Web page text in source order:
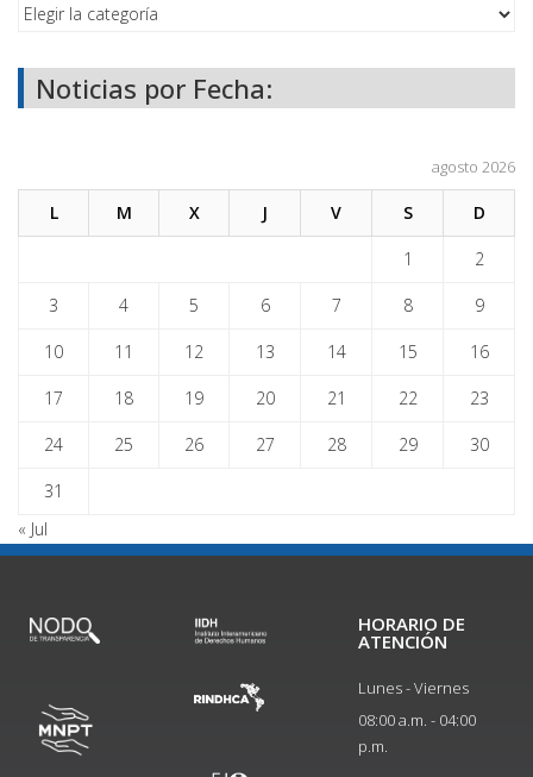
Noticias por Fecha:
agosto 2026
L M X J V S D
1 2
3 4 5 6 7 8 9
10 11 12 13 14 15 16
17 18 19 20 21 22 23
24 25 26 27 28 29 30
31
« Jul
HORARIO DE
ATENCIÓN
Lunes - Viernes
08:00 a.m. - 04:00
p.m.